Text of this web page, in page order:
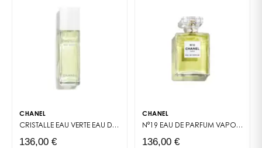
CHANEL
CRISTALLE EAU VERTE EAU DE PARFUM VAPORISATEUR
136,00 €
CHANEL
N°19 EAU DE PARFUM VAPORISATEUR
136,00 €